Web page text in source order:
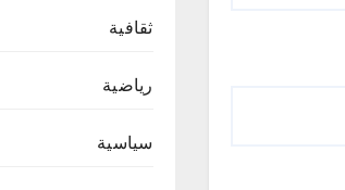
ثقافية
رياضية
سياسية